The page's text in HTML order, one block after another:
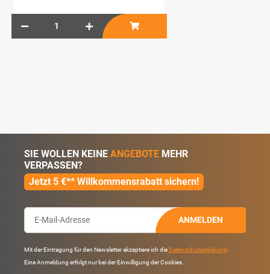
SIE WOLLEN KEINE ANGEBOTE MEHR
VERPASSEN?
Jetzt 5 €** Willkommensrabatt sichern!
ANMELDEN
Mit der Eintragung für den Newsletter akzeptiere ich die Datenschutzerklärung
Eine Anmeldung erfolgt nur bei der Einwilligung der Cookies.